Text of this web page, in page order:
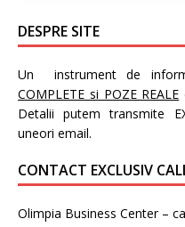
DESPRE SITE
Un instrument de
COMPLETE si POZE REALE
Detalii putem transmite
uneori email.
CONTACT EXCLUSIV
Olimpia Business Center –